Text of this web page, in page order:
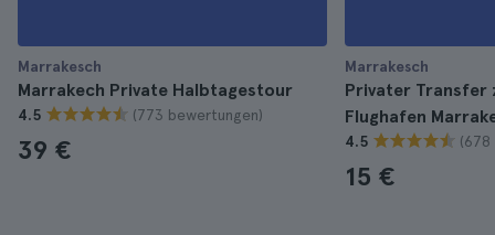
Marrakesch
Marrakech Private Halbtagestour
4.5 (773 bewertungen)
39 €
Marrakesch
Privater Transfer
Flughafen
4.5 (678
15 €